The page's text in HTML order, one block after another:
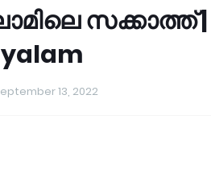
സക്കാത്ത് |
13, 2022